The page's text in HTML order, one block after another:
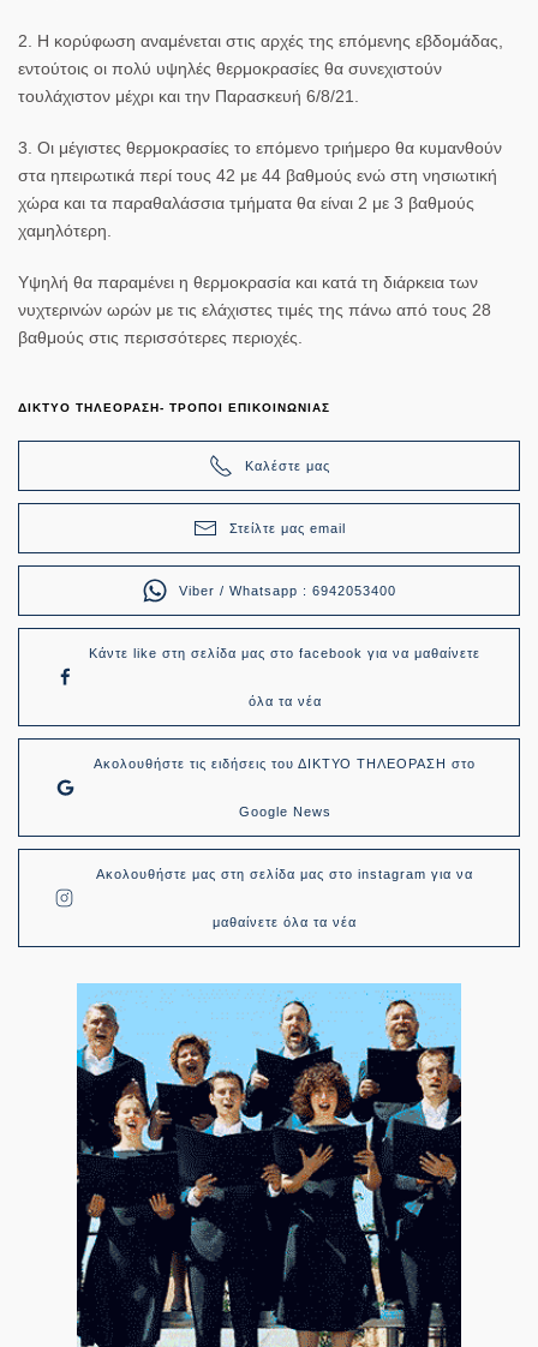
2. Η κορύφωση αναμένεται στις αρχές της επόμενης εβδομάδας,
εντούτοις οι πολύ υψηλές θερμοκρασίες θα συνεχιστούν
τουλάχιστον μέχρι και την Παρασκευή 6/8/21.
3. Οι μέγιστες θερμοκρασίες το επόμενο τριήμερο θα κυμανθούν
στα ηπειρωτικά περί τους 42 με 44 βαθμούς ενώ στη νησιωτική
χώρα και τα παραθαλάσσια τμήματα θα είναι 2 με 3 βαθμούς
χαμηλότερη.
Υψηλή θα παραμένει η θερμοκρασία και κατά τη διάρκεια των
νυχτερινών ωρών με τις ελάχιστες τιμές της πάνω από τους 28
βαθμούς στις περισσότερες περιοχές.
ΔΙΚΤΥΟ ΤΗΛΕΟΡΑΣΗ- ΤΡΟΠΟΙ ΕΠΙΚΟΙΝΩΝΙΑΣ
Καλέστε μας
Στείλτε μας email
Viber / Whatsapp : 6942053400
Κάντε like στη σελίδα μας στο facebook για να μαθαίνετε
όλα τα νέα
Ακολουθήστε τις ειδήσεις του ΔΙΚΤΥΟ ΤΗΛΕΟΡΑΣΗ στο
Google News
Ακολουθήστε μας στη σελίδα μας στο instagram για να
μαθαίνετε όλα τα νέα